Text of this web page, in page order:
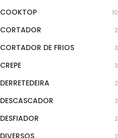
COOKTOP 10
CORTADOR 2
CORTADOR DE FRIOS 3
CREPE 3
DERRETEDEIRA 2
DESCASCADOR 3
DESFIADOR 2
DIVERSOS 2